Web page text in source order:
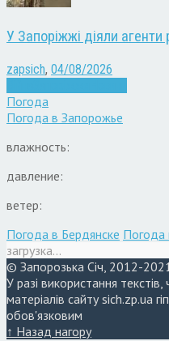
У Запоріжжі діяли
zapsich, 04/08/2026
Погода
Погода в Запорожье
влажность:
давление:
ветер:
Погода в Бердянске Погода
загрузка...
© Запорозька Січ, 2012-
У разі використання
матеріалів сайту sich.zp.ua
обов'язковим
↑ Назад нагору